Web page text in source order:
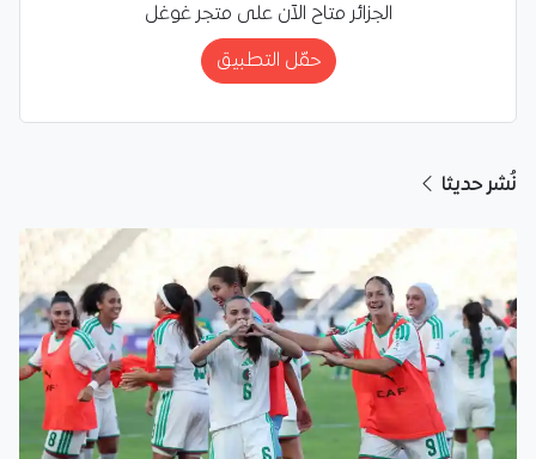
الجزائر متاح الآن على متجر غوغل
حمّل التطبيق
نُشر حديثا